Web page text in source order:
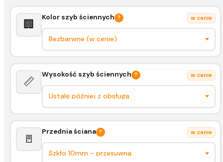
🏢
Kolor szyb ściennych ? w cenie
📏
Wysokość szyb ściennych ? w cenie
🚪
Przednia ściana ? w cenie